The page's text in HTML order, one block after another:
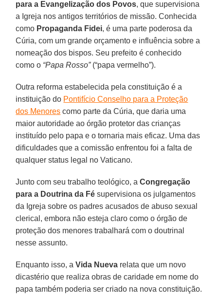
para a Evangelização dos Povos, que supervisiona
a Igreja nos antigos territórios de missão. Conhecida
como Propaganda Fidei, é uma parte poderosa da
Cúria, com um grande orçamento e influência sobre a
nomeação dos bispos. Seu prefeito é conhecido
como o “Papa Rosso”(“papa vermelho”).
Outra reforma estabelecida pela constituição é a
instituição do Pontifício Conselho para a Proteção
dos Menores como parte da Cúria, que daria uma
maior autoridade ao órgão protetor das crianças
instituído pelo papa e o tornaria mais eficaz. Uma das
dificuldades que a comissão enfrentou foi a falta de
qualquer status legal no Vaticano.
Junto com seu trabalho teológico, aCongregação
para a Doutrina da Fé supervisiona os julgamentos
da Igreja sobre os padres acusados de abuso sexual
clerical, embora não esteja claro como o órgão de
proteção dos menores trabalhará com o doutrinal
nesse assunto.
Enquanto isso, aVida Nueva relata que um novo
dicastério que realiza obras de caridade em nome do
papa também poderia ser criado na nova constituição.